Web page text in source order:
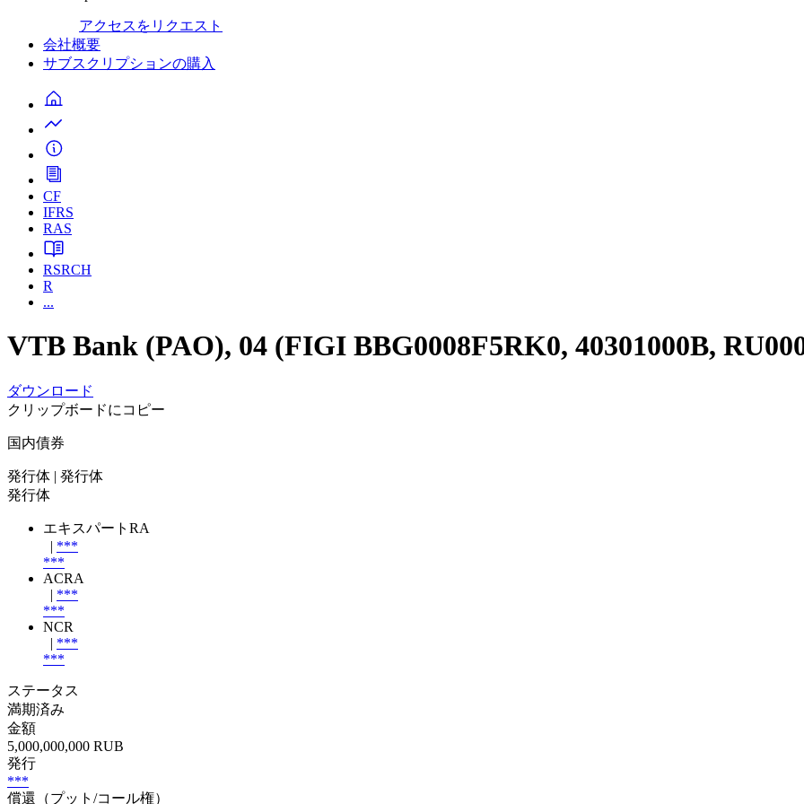
アクセスをリクエスト
会社概要
サブスクリプションの購入
CF
IFRS
RAS
RSRCH
R
...
VTB Bank (PAO), 04 (FIGI BBG0008F5RK0, 40301000B,
ダウンロード
クリップボードにコピー
国内債券
発行体 | 発行体
発行体
エキスパートRA
| ***
***
ACRA
| ***
***
NCR
| ***
***
ステータス
満期済み
金額
5,000,000,000 RUB
発行
***
償還（プット/コール権）